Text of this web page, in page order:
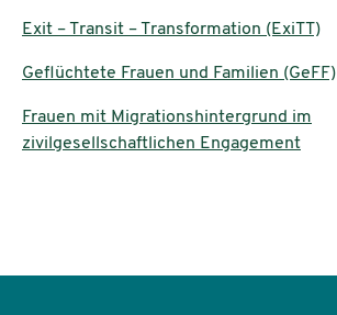
Exit – Transit – Transformation (ExiTT)
Geflüchtete Frauen und Familien (GeFF)
Frauen mit Migrationshintergrund im
zivilgesellschaftlichen Engagement